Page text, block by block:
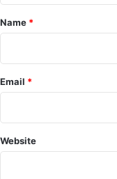
*
Name *
Email *
Website